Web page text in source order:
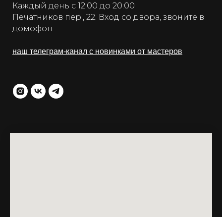
Каждый день с 12:00 до 20:00
Печатников пер., 22. Вход со двора, звоните в
домофон
наш телеграм-канал с новинками от мастеров